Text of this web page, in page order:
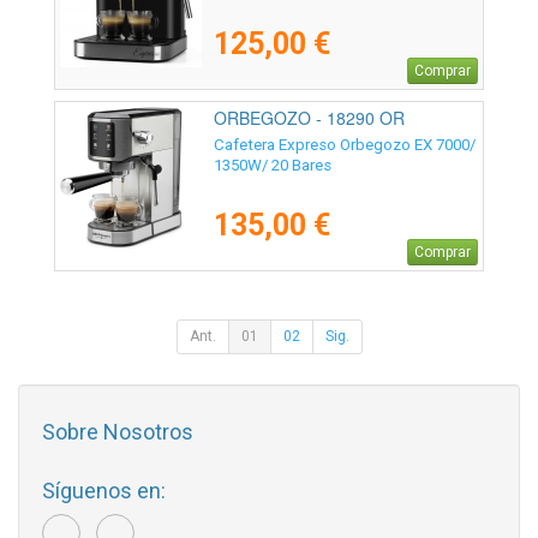
125,00 €
Comprar
ORBEGOZO - 18290 OR
Cafetera Expreso Orbegozo EX 7000/
1350W/ 20 Bares
135,00 €
Comprar
Ant. 01 02 Sig.
Sobre Nosotros
Síguenos en: